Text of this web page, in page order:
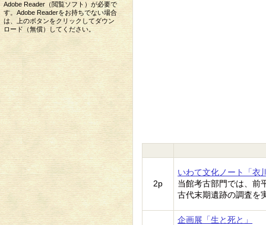
Adobe Reader（閲覧ソフト）が必要で
す。Adobe Readerをお持ちでない場合
は、上のボタンをクリックしてダウン
ロード（無償）してください。
2p
いわて文化ノート「衣
当館考古部門では、前
古代末期遺跡の調査を
企画展「生と死と」